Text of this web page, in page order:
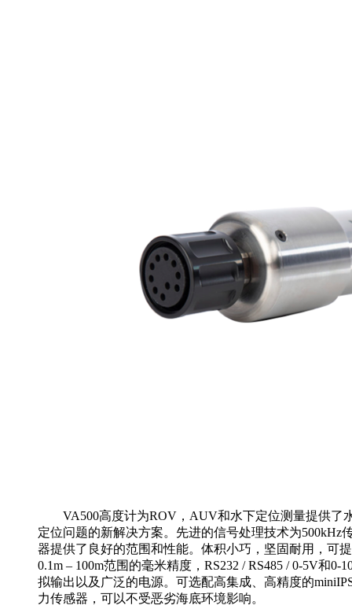
VA500高度计为ROV，AUV和水下定位测量提供了
定位问题的新解决方案。先进的信号处理技术为500kHz
器提供了良好的范围和性能。体积小巧，坚固耐用，可
0.1m – 100m范围的毫米精度，RS232 / RS485 / 0-5V和0-
拟输出以及广泛的电源。可选配高集成、高精度的
力传感器，可以不受恶劣海底环境影响。